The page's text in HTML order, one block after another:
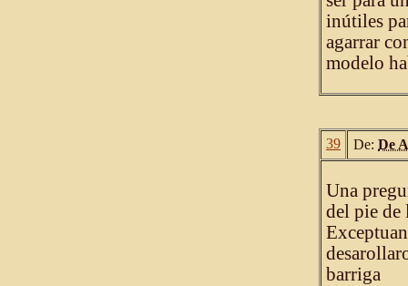
inútiles
agarrar
modelo
39 De: De
Una
del pie de
barriga